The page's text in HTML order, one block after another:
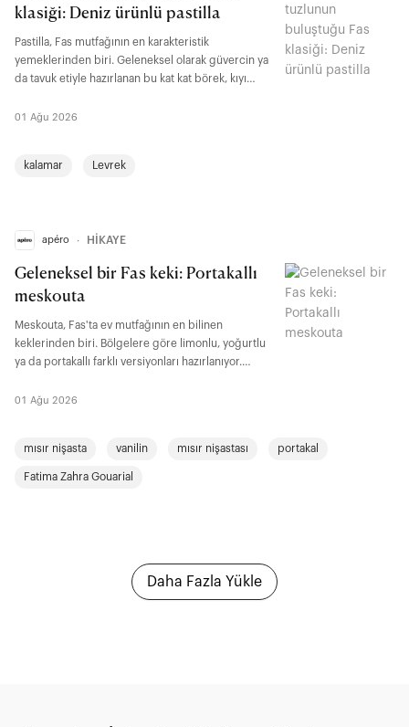
klasiği: Deniz ürünlü pastilla
Pastilla, Fas mutfağının en karakteristik
yemeklerinden biri. Geleneksel olarak güvercin ya
da tavuk etiyle hazırlanan bu kat kat börek, kıyı
İnce yufka, baharatlar ve farklı dokuların biraraya
01 Ağu 2026
kalamar Levrek
apéro ∙ HİKAYE
Geleneksel bir Fas keki: Portakallı
meskouta
Meskouta, Fas'ta ev mutfağının en bilinen
keklerinden biri. Bölgelere göre limonlu, yoğurtlu
ya da portakallı farklı versiyonları hazırlanıyor.
yapılan portakallı meskouta, çayın yanında ikram
01 Ağu 2026
mısır nişasta vanilin mısır nişastası portakal
Fatima Zahra Gouarial
Daha Fazla Yükle